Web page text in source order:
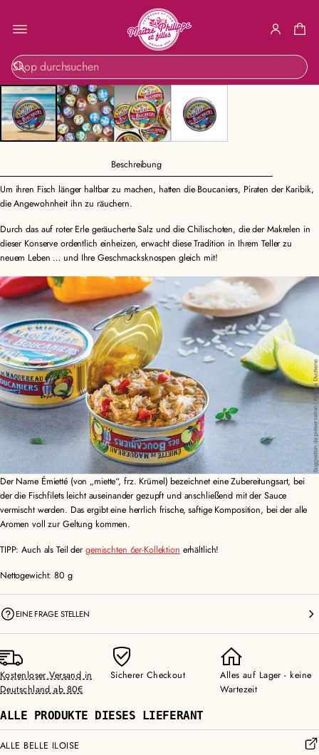
S
u
c
h
e
ZUR
PRODUKTINF
ORMATION
SPRINGEN
Beschreibung
Um ihren Fisch länger haltbar zu machen, hatten die Boucaniers, Piraten der Karibik,
die Angewohnheit ihn zu räuchern.
Durch das auf roter Erle geräucherte Salz und die Chilischoten, die der Makrelen in
dieser Konserve ordentlich einheizen, erwacht diese Tradition in Ihrem Teller zu
neuem Leben … und Ihre Geschmacksknospen gleich mit!
Der Name Émietté (von „miette“, frz. Krümel) bezeichnet eine Zubereitungsart, bei
der die Fischfilets leicht auseinander gezupft und anschließend mit der Sauce
vermischt werden. Das ergibt eine herrlich frische, saftige Komposition, bei der alle
Aromen voll zur Geltung kommen.
TIPP: Auch als Teil der gemischten 6er-Kollektion erhältlich!
Nettogewicht: 80 g
EINE FRAGE STELLEN
Kostenloser Versand in
Deutschland ab 80€
Sicherer Checkout
Alles auf Lager - keine
Wartezeit
ALLE PRODUKTE DIESES LIEFERANT
ALLE BELLE ILOISE